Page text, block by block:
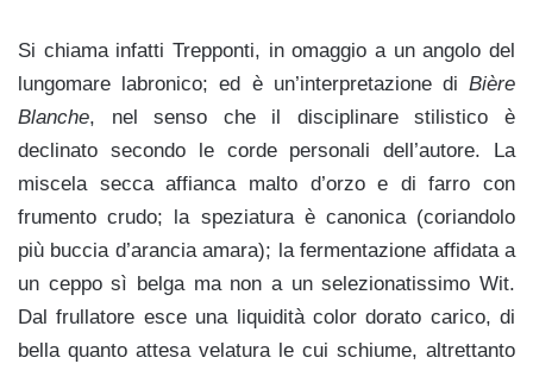
Si chiama infatti Trepponti, in omaggio a un angolo del
lungomare labronico; ed è un’interpretazione di Bière
Blanche, nel senso che il disciplinare stilistico è
declinato secondo le corde personali dell’autore. La
miscela secca affianca malto d’orzo e di farro con
frumento crudo; la speziatura è canonica (coriandolo
più buccia d’arancia amara); la fermentazione affidata a
un ceppo sì belga ma non a un selezionatissimo Wit.
Dal frullatore esce una liquidità color dorato carico, di
bella quanto attesa velatura le cui schiume, altrettanto